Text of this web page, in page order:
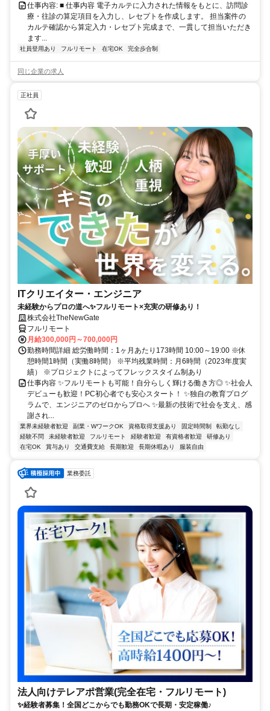
仕事内容: ■ 仕事内容 電子カルテに入力された情報をもとに、訪問診
療・往診の算定項目を入力し、レセプトを作成します。 担当案件の
カルテ確認から算定入力・レセプト完成まで、一貫して担当いただき
ます...
社員登用あり フルリモート 在宅OK 完全歩合制
同じ企業の求人
正社員
ITクリエイター・エンジニア
未経験からプロの道へ✨フルリモート×充実の研修あり！
株式会社TheNewGate
フルリモート
月給300,000円～700,000円
勤務時間詳細 総労働時間：1ヶ月あたり173時間 10:00～19:00 ※休
憩時間1時間（実働8時間） ※平均残業時間：月6時間（2023年度実
績） ※プロジェクトによってフレックスタイム制あり
仕事内容 ✨フルリモートも可能！自分らしく輝ける働き方◎ ✨社会人
デビューも歓迎！PC初心者でも安心スタート！ ✨独自の教育プログ
ラムで、エンジニアのゼロからプロへ ✨最新の技術で社会を支え、感
謝され...
業界未経験者歓迎 副業・WワークOK 資格取得支援あり 固定時間制
転勤なし
経験不問
未経験者歓迎 フルリモート 経験者歓迎 有資格者歓迎
研修あり
在宅OK
賞与あり 交通費支給 長期歓迎 長期休暇あり 服装自由
業務委託
法人向けテレアポ営業(完全在宅・フルリモート)
✨経験者募集！全国どこからでも勤務OKで長期・安定稼働♪